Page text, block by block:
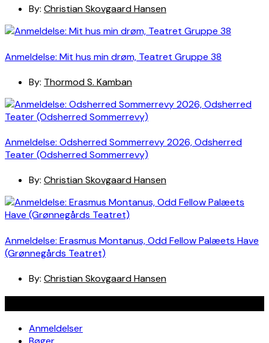
By: Christian Skovgaard Hansen
Anmeldelse: Mit hus min drøm, Teatret Gruppe 38
By: Thormod S. Kamban
Anmeldelse: Odsherred Sommerrevy 2026, Odsherred
Teater (Odsherred Sommerrevy)
By: Christian Skovgaard Hansen
Anmeldelse: Erasmus Montanus, Odd Fellow Palæets Have
(Grønnegårds Teatret)
By: Christian Skovgaard Hansen
Anmeldelser